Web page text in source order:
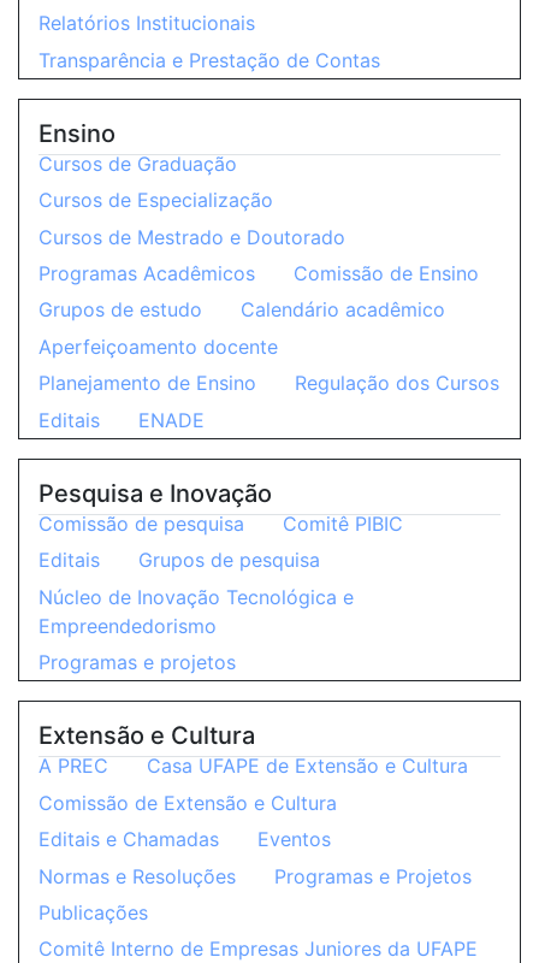
Relatórios Institucionais
Transparência e Prestação de Contas
Ensino
Cursos de Graduação
Cursos de Especialização
Cursos de Mestrado e Doutorado
Programas Acadêmicos
Comissão de Ensino
Grupos de estudo
Calendário acadêmico
Aperfeiçoamento docente
Planejamento de Ensino
Regulação dos Cursos
Editais
ENADE
Pesquisa e Inovação
Comissão de pesquisa
Comitê PIBIC
Editais
Grupos de pesquisa
Núcleo de Inovação Tecnológica e
Empreendedorismo
Programas e projetos
Extensão e Cultura
A PREC
Casa UFAPE de Extensão e Cultura
Comissão de Extensão e Cultura
Editais e Chamadas
Eventos
Normas e Resoluções
Programas e Projetos
Publicações
Comitê Interno de Empresas Juniores da UFAPE